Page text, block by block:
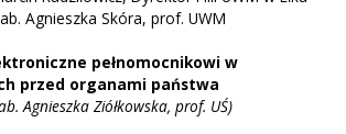
Agnieszka Skóra, prof. UWM
pełnomocnikowi w
przed organami państwa
Agnieszka Ziółkowska, prof. UŚ)